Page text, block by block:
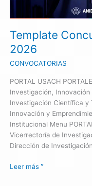
Template
2026
CONVOCATORIAS
PORTAL USACH
Investigación,
Investigación Científica y
Innovación y
Institucional Menu
Vicerrectoría de
Dirección de
Leer más ”